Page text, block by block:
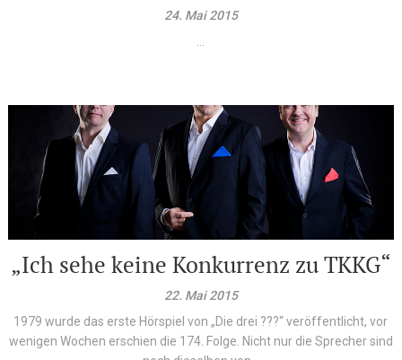
24. Mai 2015
„Ich sehe keine Konkurrenz zu TKKG“
22. Mai 2015
1979 wurde das erste Hörspiel von „Die drei ???“ veröffentlicht, vor
wenigen Wochen erschien die 174. Folge. Nicht nur die Sprecher sind